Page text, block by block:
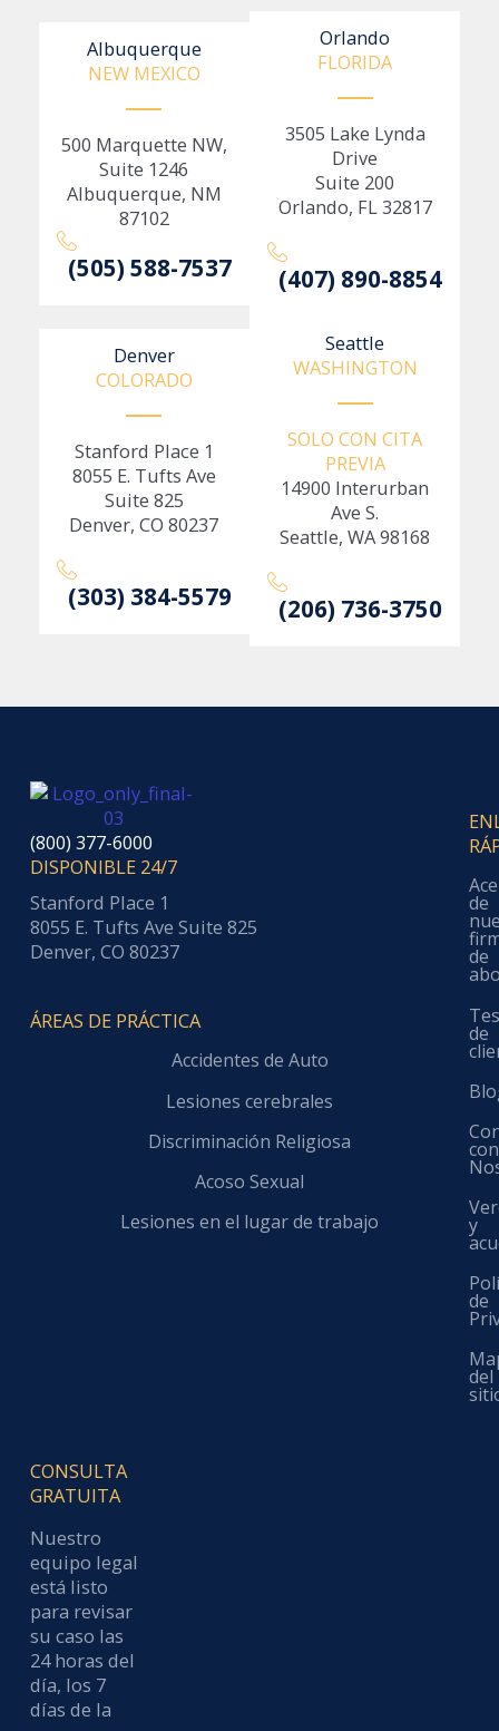
Orlando
FLORIDA
3505 Lake Lynda
Drive
Suite 200
Orlando, FL 32817
(407) 890-8854
Albuquerque
NEW MEXICO
500 Marquette NW,
Suite 1246
Albuquerque, NM
87102
(505) 588-7537
Seattle
WASHINGTON
SOLO CON CITA
PREVIA
14900 Interurban
Ave S.
Seattle, WA 98168
(206) 736-3750
Denver
COLORADO
Stanford Place 1
8055 E. Tufts Ave
Suite 825
Denver, CO 80237
(303) 384-5579
(800) 377-6000
DISPONIBLE 24/7
Stanford Place 1
8055 E. Tufts Ave Suite 825
Denver, CO 80237
ÁREAS DE PRÁCTICA
Accidentes de Auto
Lesiones cerebrales
Discriminación Religiosa
Acoso Sexual
Lesiones en el lugar de trabajo
de
de
de
con
y
de
del
CONSULTA
GRATUITA
Nuestro
equipo legal
está listo
para revisar
su caso las
24 horas del
día, los 7
días de la